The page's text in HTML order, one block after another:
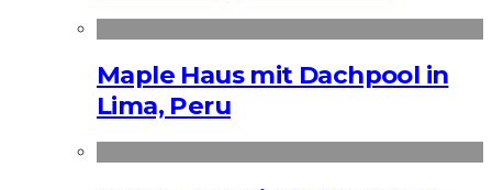
Maple Haus mit Dachpool in
Lima, Peru